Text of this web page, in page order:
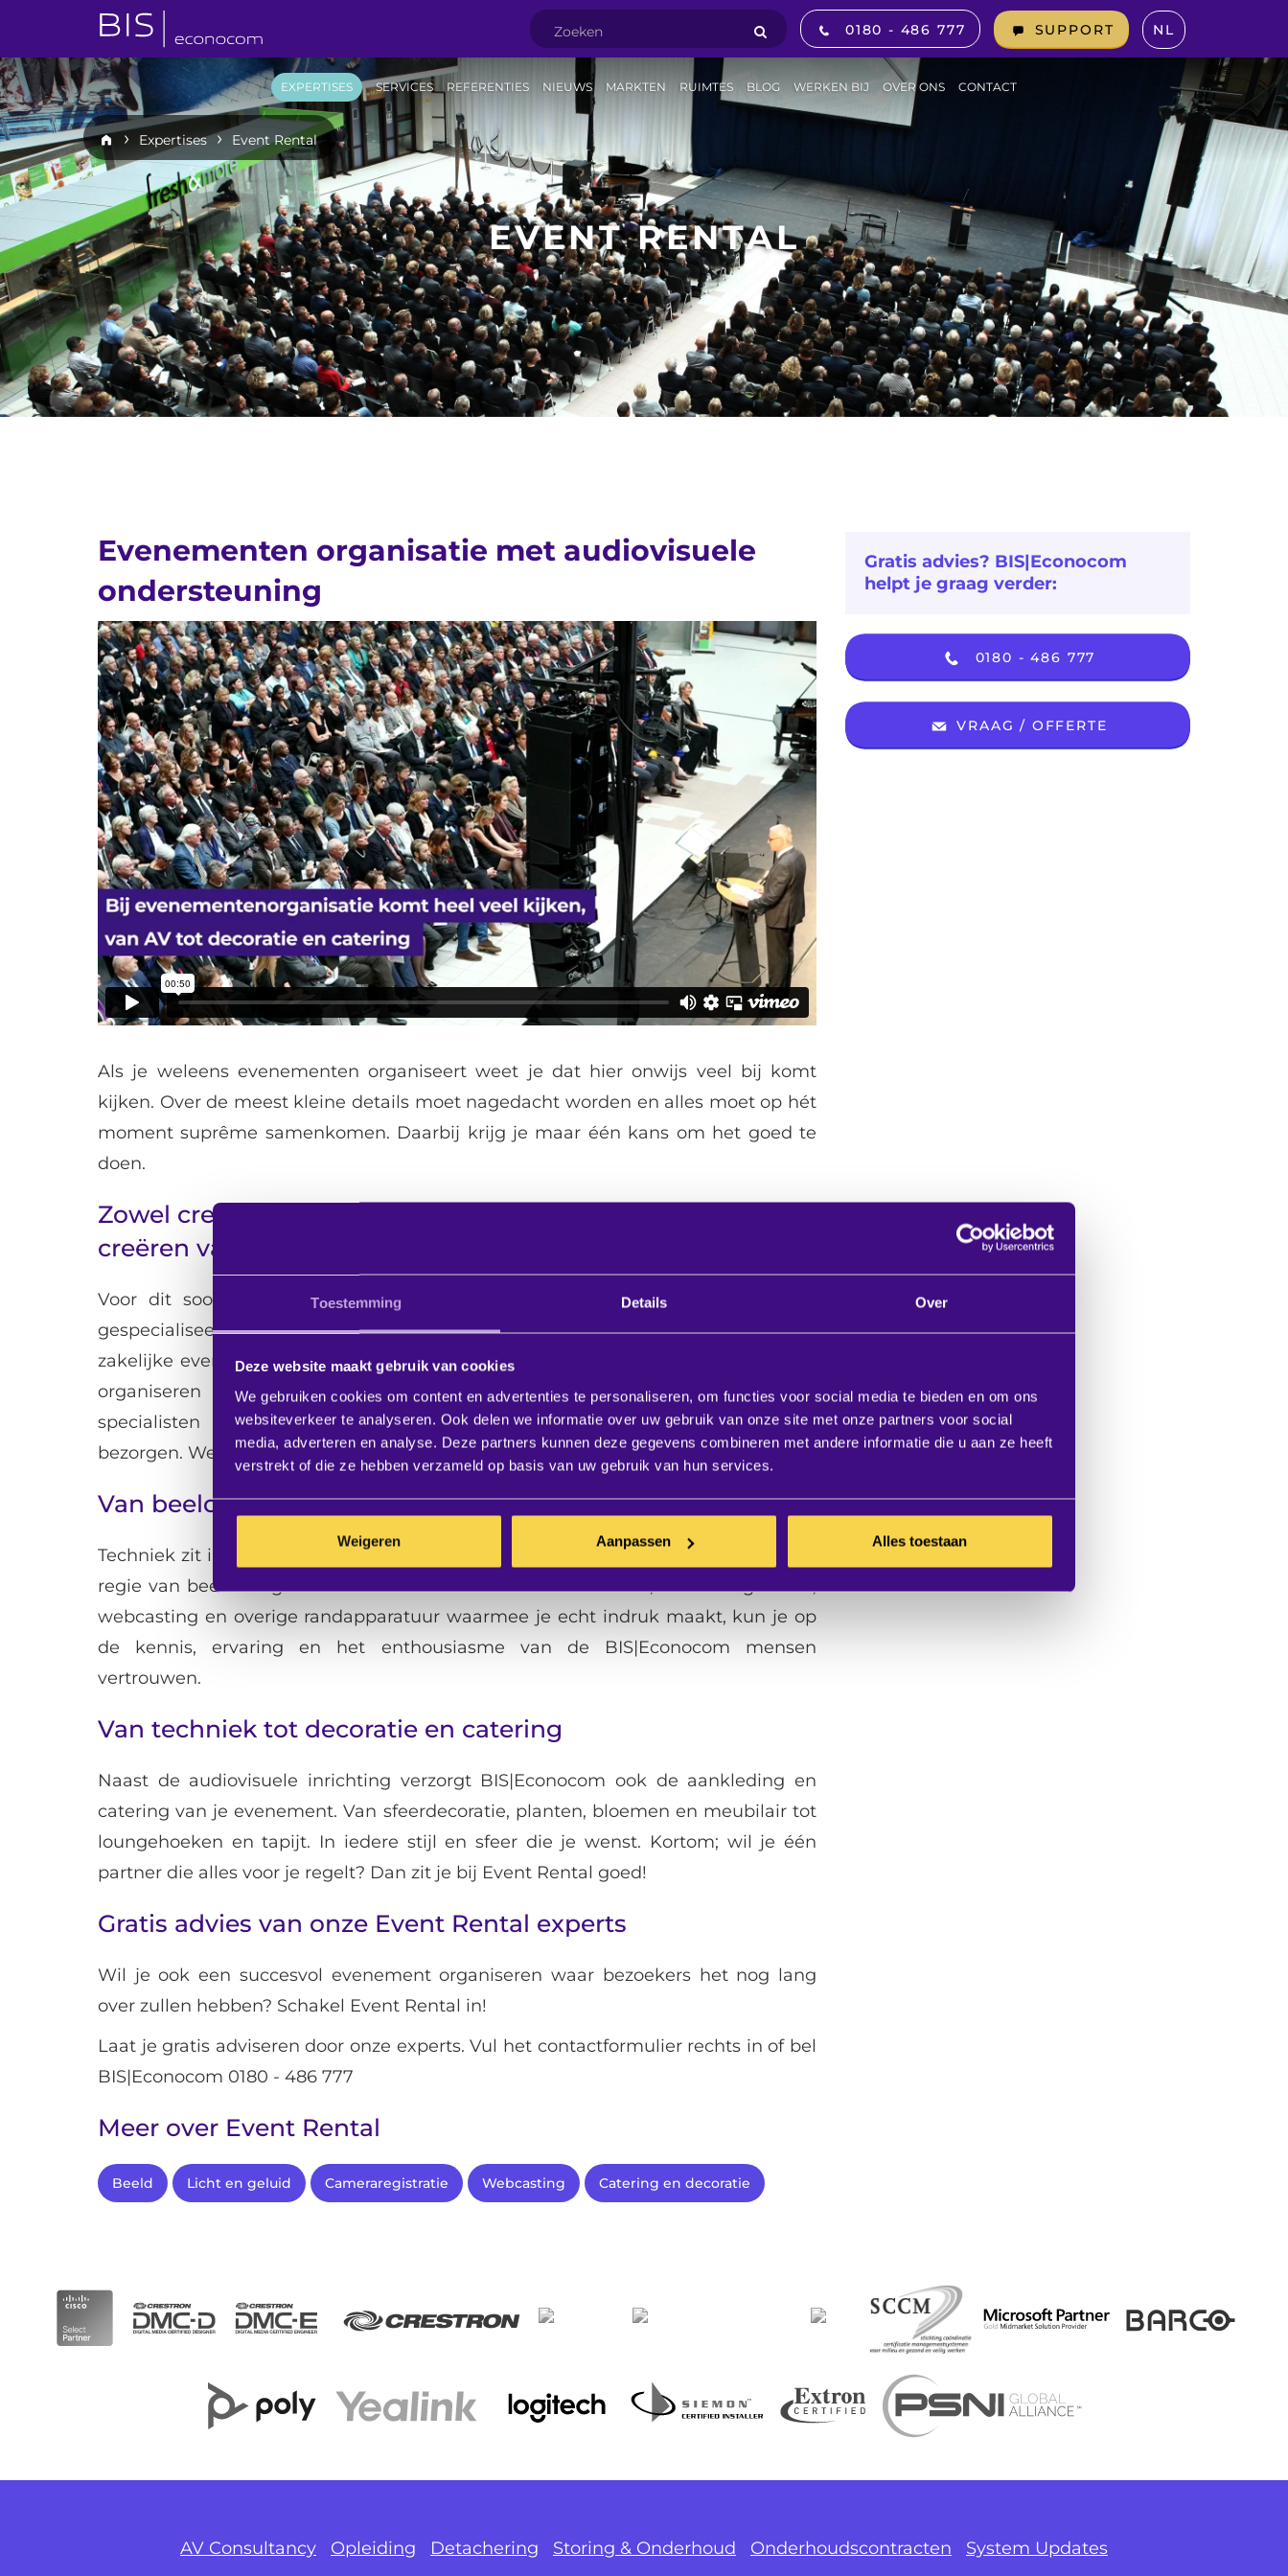
Toestemming Details Over
Deze website maakt gebruik van cookies
We gebruiken cookies om content en advertenties te personaliseren, om functies voor social media te bieden en om ons
websiteverkeer te analyseren. Ook delen we informatie over uw gebruik van onze site met onze partners voor social
media, adverteren en analyse. Deze partners kunnen deze gegevens combineren met andere informatie die u aan ze heeft
verstrekt of die ze hebben verzameld op basis van uw gebruik van hun services.
Weigeren Aanpassen Alles toestaan
0180 - 486 777 SUPPORT NL
EXPERTISES SERVICES REFERENTIES NIEUWS MARKTEN RUIMTES BLOG WERKEN BIJ OVER ONS CONTACT
Expertises Event Rental
EVENT RENTAL
Evenementen organisatie met audiovisuele
ondersteuning
Als je weleens evenementen organiseert weet je dat hier onwijs veel bij komt
kijken. Over de meest kleine details moet nagedacht worden en alles moet op hét
moment suprême samenkomen. Daarbij krijg je maar één kans om het goed te
doen.
Zowel creatieve als technische specialisten voor het
creëren van een onvergetelijke beleving
Voor dit soort situaties is Event Rental de perfecte partner. Event Rental is
gespecialiseerd in het organiseren en faciliteren van zowel kleine als grote
zakelijke evenementen en bijeenkomsten en weet als geen ander wat er bij het
organiseren van een event komt kijken. Met onze creatieve en technische
specialisten staan wij klaar om jouw gasten een onvergetelijke beleving te
bezorgen. We denken mee en zetten net dat stapje extra.
Van beeld en geluid tot webcasting en cameraregistratie
Techniek zit in ons DNA. Event Rental is dan ook gespecialiseerd in de verhuur en
regie van beeld en geluid. Maar ook voor de verhuur van licht, cameraregistratie,
webcasting en overige randapparatuur waarmee je echt indruk maakt, kun je op
de kennis, ervaring en het enthousiasme van de BIS|Econocom mensen
vertrouwen.
Van techniek tot decoratie en catering
Naast de audiovisuele inrichting verzorgt BIS|Econocom ook de aankleding en
catering van je evenement. Van sfeerdecoratie, planten, bloemen en meubilair tot
loungehoeken en tapijt. In iedere stijl en sfeer die je wenst. Kortom; wil je één
partner die alles voor je regelt? Dan zit je bij Event Rental goed!
Gratis advies van onze Event Rental experts
Wil je ook een succesvol evenement organiseren waar bezoekers het nog lang
over zullen hebben? Schakel Event Rental in!
Laat je gratis adviseren door onze experts. Vul het contactformulier rechts in of bel
BIS|Econocom 0180 - 486 777
Meer over Event Rental
Beeld Licht en geluid Cameraregistratie Webcasting Catering en decoratie
Gratis advies? BIS|Econocom
helpt je graag verder:
0180 - 486 777
VRAAG / OFFERTE
AV Consultancy Opleiding Detachering Storing & Onderhoud Onderhoudscontracten System Updates